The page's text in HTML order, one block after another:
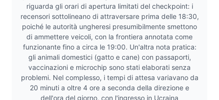
riguarda gli orari di apertura limitati del checkpoint: i
recensori sottolineano di attraversare prima delle 18:30,
poiché le autorità ungheresi presumibilmente smettono
di ammettere veicoli, con la frontiera annotata come
funzionante fino a circa le 19:00. Un'altra nota pratica:
gli animali domestici (gatto e cane) con passaporti,
vaccinazioni e microchip sono stati elaborati senza
problemi. Nel complesso, i tempi di attesa variavano da
20 minuti a oltre 4 ore a seconda della direzione e
dell'ora del giorno, con l'ingresso in Ucraina